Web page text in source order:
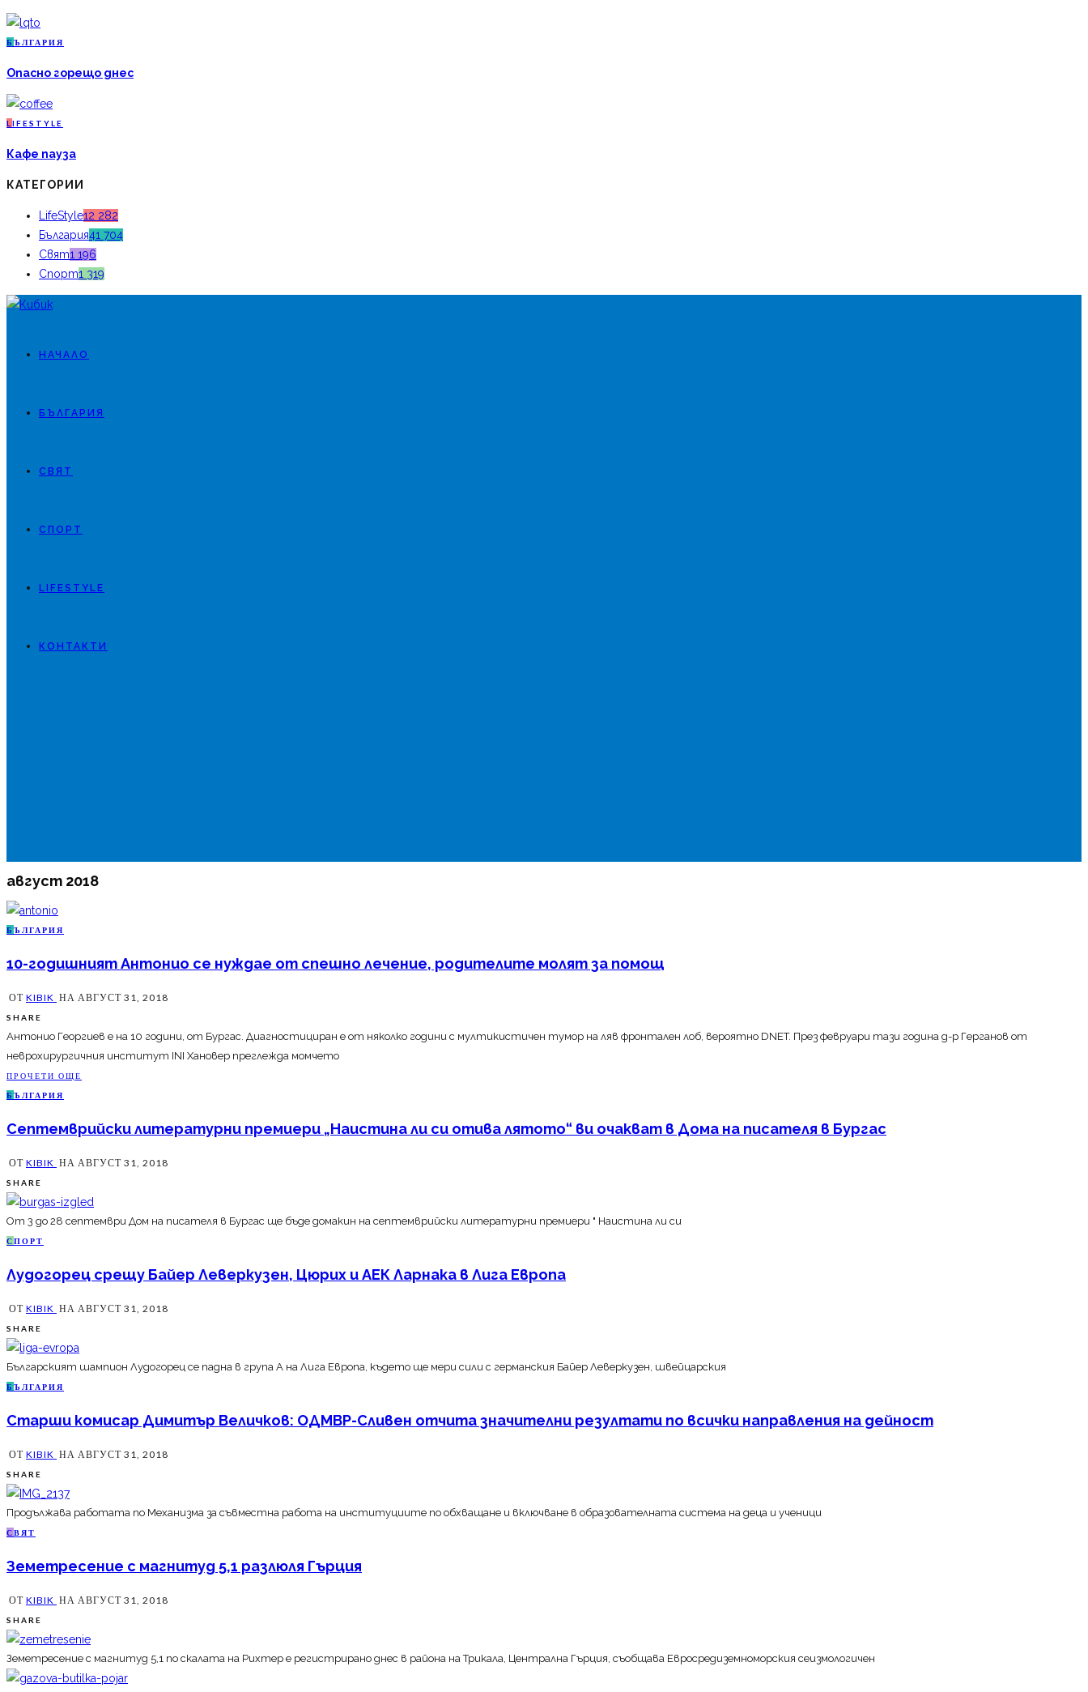
Б ЪЛГАРИЯ
Опасно горещо днес
L IFESTYLE
Кафе пауза
КАТЕГОРИИ
LifeStyle12 282
България41 704
Свят1 196
Спорт1 319
НАЧАЛО
БЪЛГАРИЯ
СВЯТ
СПОРТ
LIFESTYLE
КОНТАКТИ
август 2018
Б ЪЛГАРИЯ
10-годишният Антонио се нуждае от спешно лечение, родителите молят за помощ
ОТ KIBIK НА АВГУСТ 31, 2018
SHARE
Антонио Георгиев е на 10 години, от Бургас. Диагностициран е от няколко години с мултикистичен тумор на ляв фронтален лоб, вероятно DNET. През февруари тази година д-р Герганов от
неврохирургичния институт INI Хановер преглежда момчето
ПРОЧЕТИ ОЩЕ
Б ЪЛГАРИЯ
Септемврийски литературни премиери „Наистина ли си отива лятото“ ви очакват в Дома на писателя в Бургас
ОТ KIBIK НА АВГУСТ 31, 2018
SHARE
От 3 до 28 септември Дом на писателя в Бургас ще бъде домакин на септемврийски литературни премиери " Наистина ли си
СПОРТ
Лудогорец срещу Байер Леверкузен, Цюрих и АЕК Ларнака в Лига Европа
ОТ KIBIK НА АВГУСТ 31, 2018
SHARE
Българският шампион Лудогорец се падна в група А на Лига Европа, където ще мери сили с германския Байер Леверкузен, швейцарския
Б ЪЛГАРИЯ
Старши комисар Димитър Величков: ОДМВР-Сливен отчита значителни резултати по всички направления на дейност
ОТ KIBIK НА АВГУСТ 31, 2018
SHARE
Продължава работата по Механизма за съвместна работа на институциите по обхващане и включване в образователната система на деца и ученици
СВЯТ
Земетресение с магнитуд 5,1 разлюля Гърция
ОТ KIBIK НА АВГУСТ 31, 2018
SHARE
Земетресение с магнитуд 5,1 по скалата на Рихтер е регистрирано днес в района на Трикала, Централна Гърция, съобщава Евросредиземноморския сеизмологичен